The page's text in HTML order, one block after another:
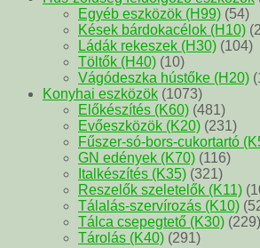
Egyéb eszközök (H99) (54)
Kések bárdokacélok (H10)
Ládák rekeszek (H30) (104)
Töltők (H40) (10)
Vágódeszka hústőke (H20)
Konyhai eszközök (1073)
Előkészítés (K60) (481)
Evőeszközök (K20) (231)
Fűszer-só-bors-cukortartó
GN edények (K70) (116)
Italkészítés (K35) (321)
Reszelők szeletelők (K11)
Tálalás-szervírozás (K10)
Tálca csepegtető (K30) (229)
Tárolás (K40) (291)